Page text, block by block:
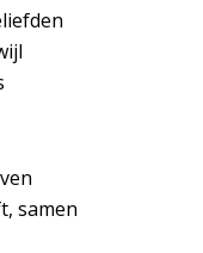
samen